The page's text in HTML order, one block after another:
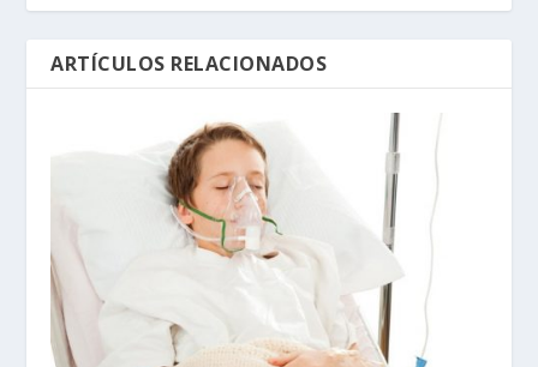
ARTÍCULOS RELACIONADOS